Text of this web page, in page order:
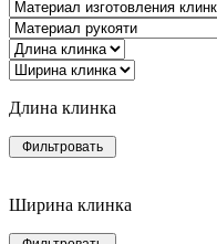
Длина клинка
Фильтровать
Ширина клинка